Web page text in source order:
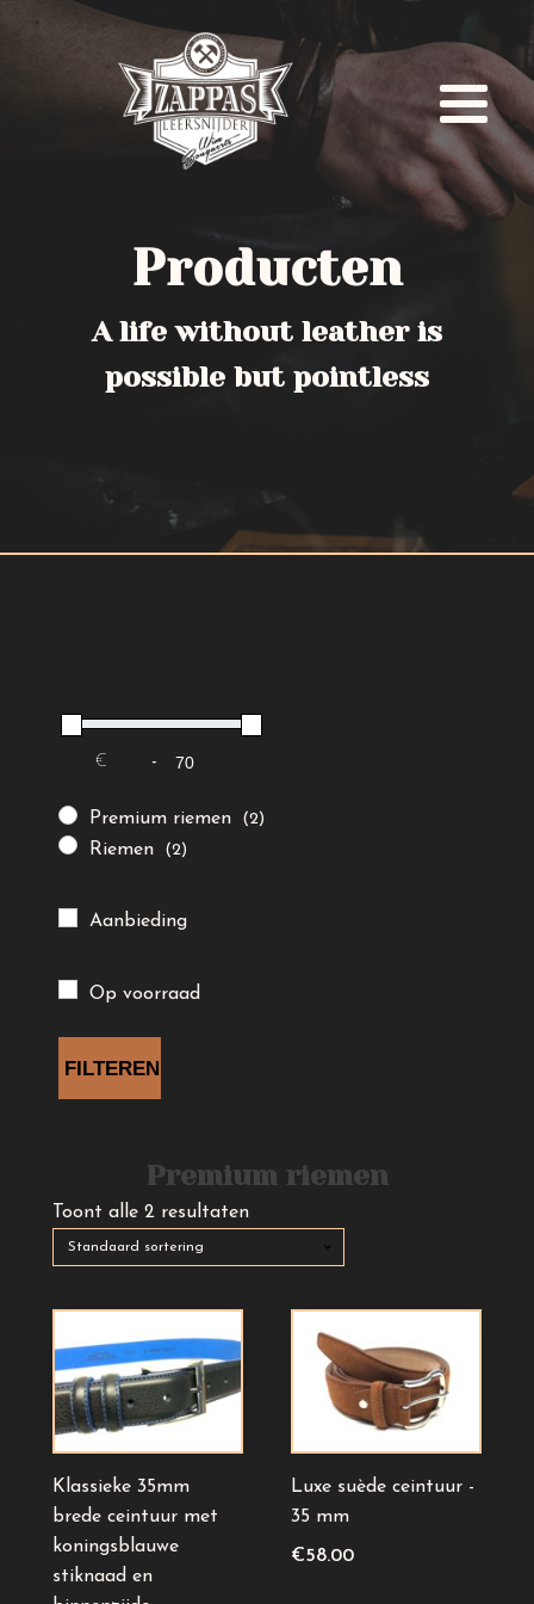
Producten
A life without leather is
possible but pointless
€ -
Premium riemen (2)
Riemen (2)
Aanbieding
Op voorraad
FILTEREN
Premium riemen
Toont alle 2 resultaten
Klassieke 35mm
brede ceintuur met
koningsblauwe
stiknaad en
product
heeft
meerdere
variaties.
gekozen
Luxe suède ceintuur -
35 mm
€58.00
product
heeft
meerdere
gekozen